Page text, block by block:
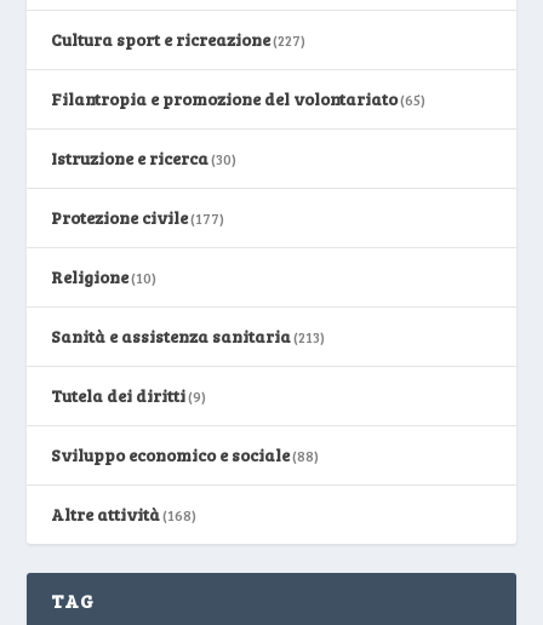
Cultura sport e ricreazione(227)
Filantropia e promozione del volontariato(65)
Istruzione e ricerca(30)
Protezione civile(177)
Religione(10)
Sanità e assistenza sanitaria(213)
Tutela dei diritti(9)
Sviluppo economico e sociale(88)
Altre attività(168)
TAG